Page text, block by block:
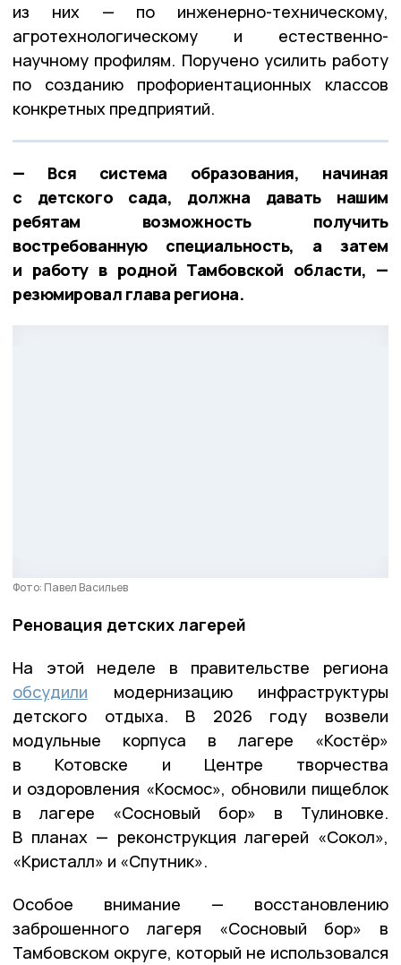
из них — по инженерно-техническому,
агротехнологическому и естественно-
научному профилям. Поручено усилить работу
по созданию профориентационных классов
конкретных предприятий.
— Вся система образования, начиная
с детского сада, должна давать нашим
ребятам возможность получить
востребованную специальность, а затем
и работу в родной Тамбовской области, —
резюмировал глава региона.
Фото: Павел Васильев
Реновация детских лагерей
На этой неделе в правительстве региона
обсудили модернизацию инфраструктуры
детского отдыха. В 2026 году возвели
модульные корпуса в лагере «Костёр»
в Котовске и Центре творчества
и оздоровления «Космос», обновили пищеблок
в лагере «Сосновый бор» в Тулиновке.
В планах — реконструкция лагерей «Сокол»,
«Кристалл» и «Спутник».
Особое внимание — восстановлению
заброшенного лагеря «Сосновый бор» в
Тамбовском округе, который не использовался